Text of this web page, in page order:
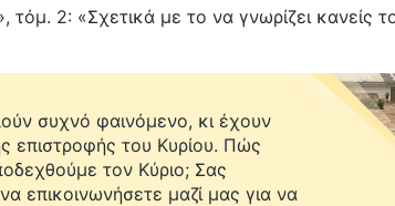
τόμ. 2: «Σχετικά με το να γνωρίζει κανείς
συχνό φαινόμενο, κι έχουν
επιστροφής του Κυρίου. Πώς
τον Κύριο; Σας
επικοινωνήσετε μαζί μας για να